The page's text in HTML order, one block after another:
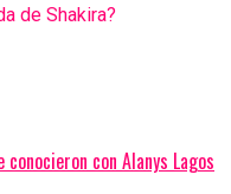
de Shakira?
con Alanys Lagos